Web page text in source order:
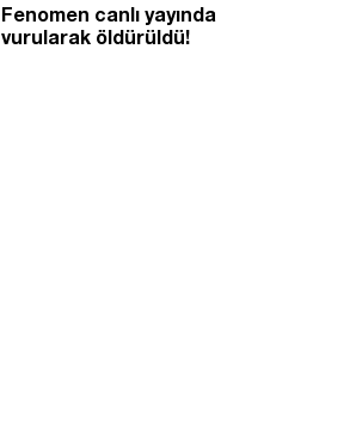
Fenomen canlı yayında
vurularak öldürüldü!